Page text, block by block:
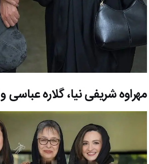
مهراوه شریفی نیا، گلاره عباسی